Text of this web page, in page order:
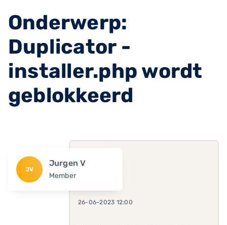
Onderwerp:
Duplicator -
installer.php wordt
geblokkeerd
JV
Jurgen V
Member
26-06-2023 12:00